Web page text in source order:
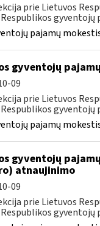
prie Lietuvos
gyventojų
pajamų
gyventojų
09
prie Lietuvos
gyventojų
pajamų
gyventojų
atnaujinimo
09
prie Lietuvos
gyventojų